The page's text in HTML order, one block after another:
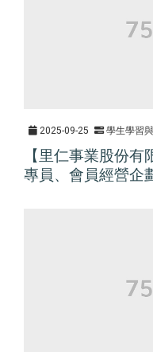
2025-09-25 學生學習
【里仁事業股份
專員、會員經營企